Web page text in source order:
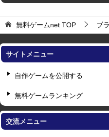
無料ゲームnet TOP ブ
サイトメニュー
自作ゲームを公開する
無料ゲームランキング
交流メニュー